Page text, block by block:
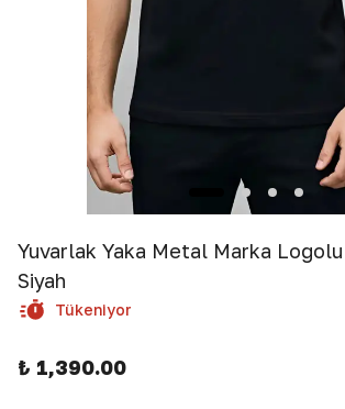
Yuvarlak Yaka Metal Marka
Siyah
Tükeniyor
₺ 1,390.00